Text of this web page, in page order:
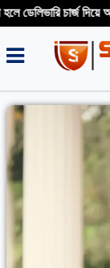
চার্জ দিয়ে আমাদের